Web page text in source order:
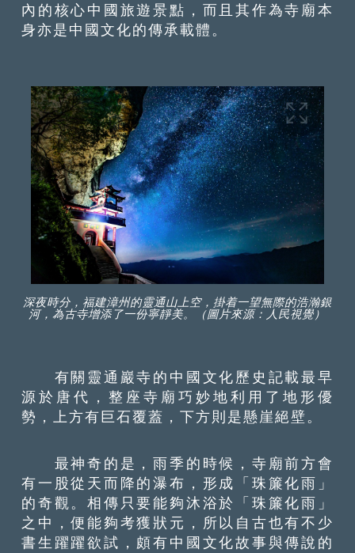
內的核心中國旅遊景點，而且其作為寺廟本
身亦是中國文化的傳承載體。
深夜時分，福建漳州的靈通山上空，掛着一望無際的浩瀚銀
河，為古寺增添了一份寧靜美。（圖片來源：人民視覺）
有關靈通巖寺的中國文化歷史記載最早
源於唐代，整座寺廟巧妙地利用了地形優
勢，上方有巨石覆蓋，下方則是懸崖絕壁。
最神奇的是，雨季的時候，寺廟前方會
有一股從天而降的瀑布，形成「珠簾化雨」
的奇觀。相傳只要能夠沐浴於「珠簾化雨」
之中，便能夠考獲狀元，所以自古也有不少
書生躍躍欲試，頗有中國文化故事與傳說的